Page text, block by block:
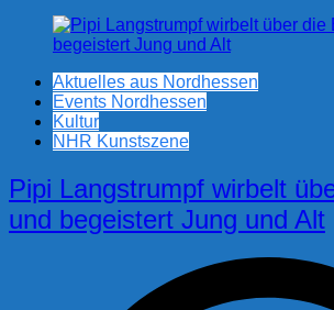
Aktuelles aus Nordhessen
Events Nordhessen
Kultur
NHR Kunstszene
Pipi Langstrumpf wirbelt
und begeistert Jung und Alt